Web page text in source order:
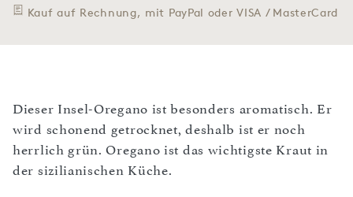
Kauf auf Rechnung, mit PayPal oder VISA / MasterCard
Dieser Insel-Oregano ist besonders aromatisch. Er
wird schonend getrocknet, deshalb ist er noch
herrlich grün. Oregano ist das wichtigste Kraut in
der sizilianischen Küche.